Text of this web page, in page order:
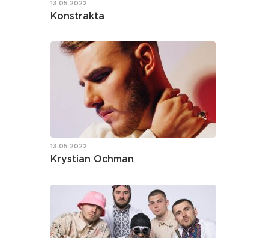
13.05.2022
Konstrakta
13.05.2022
Krystian Ochman